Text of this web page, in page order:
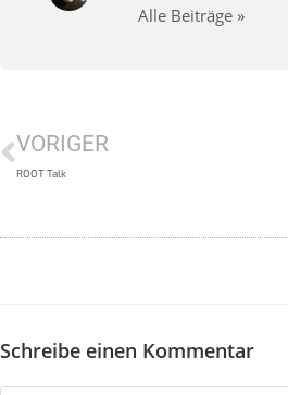
Alle Beiträge »
VORIGER
ROOT Talk
Schreibe einen Kommentar